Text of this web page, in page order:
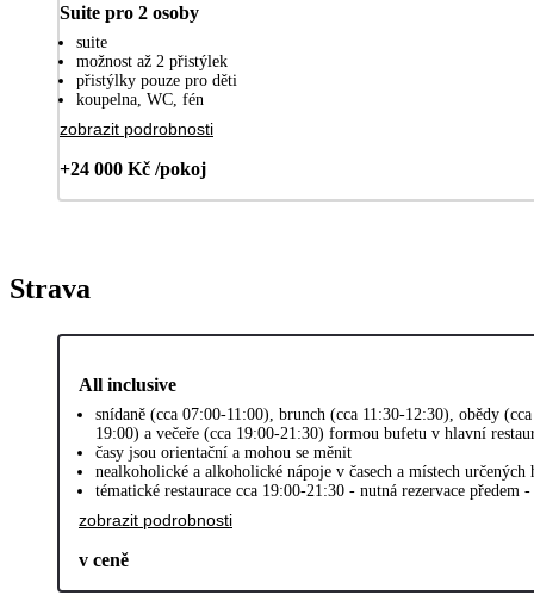
Suite pro 2 osoby
suite
možnost až 2 přistýlek
přistýlky pouze pro děti
koupelna, WC, fén
zobrazit podrobnosti
+24 000 Kč /pokoj
Strava
All inclusive
snídaně (cca 07:00-11:00), brunch (cca 11:30-12:30), obědy
19:00) a večeře (cca 19:00-21:30) formou bufetu v hlavní
časy jsou orientační a mohou se měnit
nealkoholické a alkoholické nápoje v časech a místech určených
tématické restaurace cca 19:00-21:30 - nutná rezervace předem
zobrazit podrobnosti
v ceně